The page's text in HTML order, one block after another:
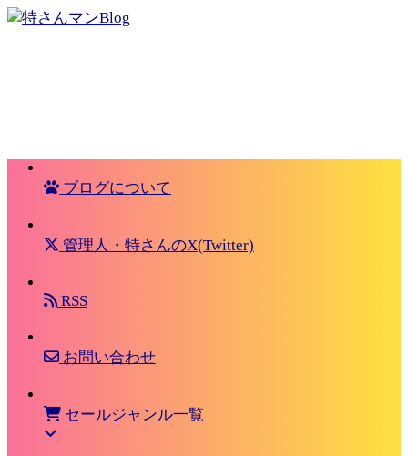
ブログについて
管理人・特さんのX(Twitter)
RSS
お問い合わせ
セールジャンル一覧